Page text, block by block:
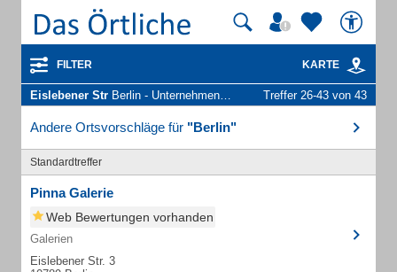
FILTER KARTE
Eislebener Str Berlin - Unternehmen und Personen Treffer 26-43 von 43
Andere Ortsvorschläge für "Berlin"
Standardtreffer
Pinna Galerie
Web Bewertungen vorhanden
Galerien
Eislebener Str. 3